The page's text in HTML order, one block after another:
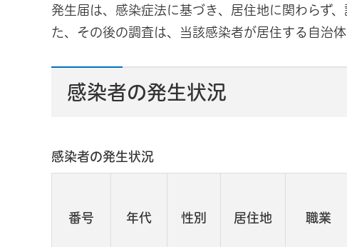
発生届は、感染症法に基づき、居住地に関わらず
た、その後の調査は、当該感染者が居住する自治
感染者の発生状況
感染者の発生状況
番号 年代 性別 居住地 職業